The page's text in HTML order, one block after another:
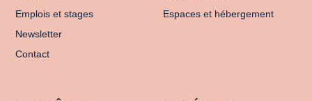
Emplois et stages
Newsletter
Contact
Espaces et hébergement